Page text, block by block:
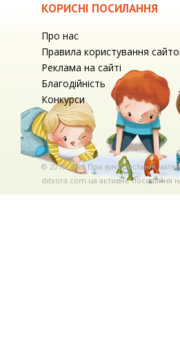
КОРИСНІ ПОСИЛАННЯ
Про нас
Правила користування
Реклама на сайті
Благодійність
Конкурси
© 2010-2026 При використаннi
ditvora.com.ua активне посилання